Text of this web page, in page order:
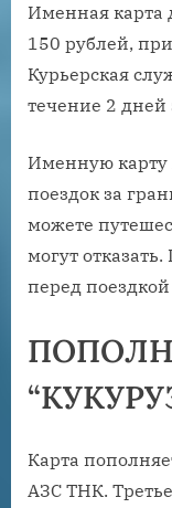
Именная карта
150 рублей,
Курьерская
течение 2 дней
Именную карту
поездок за
можете
могут
перед
Карта
АЗС ТНК.